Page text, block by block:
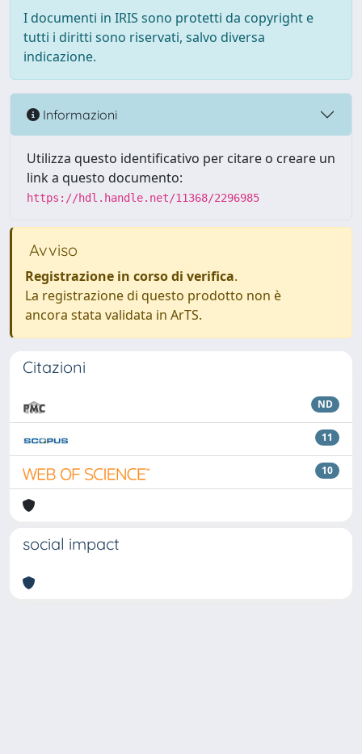
I documenti in IRIS sono protetti da copyright e
tutti i diritti sono riservati, salvo diversa
indicazione.
Informazioni
Utilizza questo identificativo per citare o creare un
link a questo documento:
https://hdl.handle.net/11368/2296985
Avviso
Registrazione in corso di verifica.
La registrazione di questo prodotto non è
ancora stata validata in ArTS.
Citazioni
ND
11
10
social impact